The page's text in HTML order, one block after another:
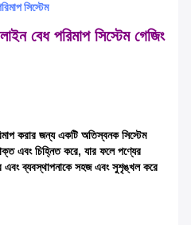
সিস্টেম
বেধ পরিমাপ সিস্টেম গেজিং
করার জন্য একটি অতিস্বনক সিস্টেম
এবং চিহ্নিত করে, যার ফলে পণ্যের
এবং ব্যবস্থাপনাকে সহজ এবং সুশৃঙ্খল করে